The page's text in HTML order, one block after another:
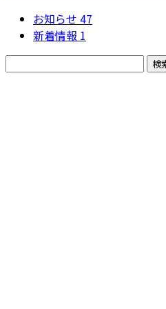
お知らせ 47
新着情報 1